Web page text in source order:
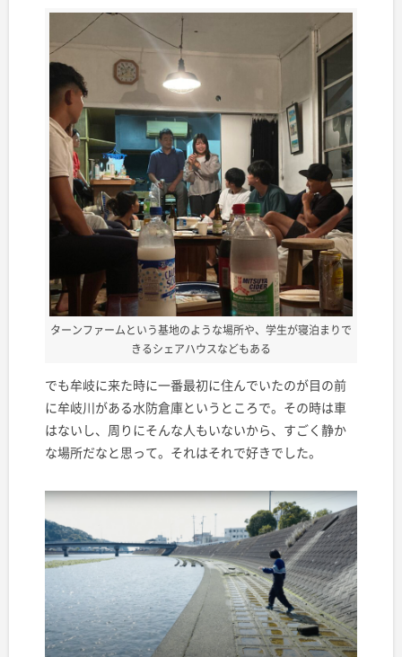
ターンファームという基地のような場所や、学生が寝泊まりで
きるシェアハウスなどもある
でも牟岐に来た時に一番最初に住んでいたのが目の前
に牟岐川がある水防倉庫というところで。その時は車
はないし、周りにそんな人もいないから、すごく静か
な場所だなと思って。それはそれで好きでした。